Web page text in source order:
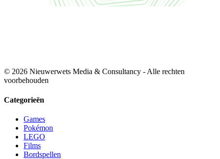
© 2026 Nieuwerwets Media & Consultancy - Alle rechten
voorbehouden
Categorieën
Games
Pokémon
LEGO
Films
Bordspellen